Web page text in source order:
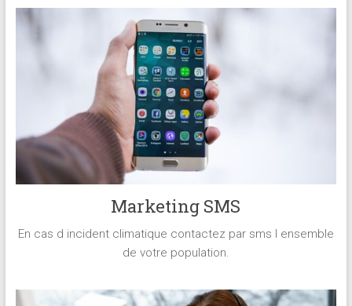
Marketing SMS
En cas d incident climatique contactez par sms l ensemble
de votre population.